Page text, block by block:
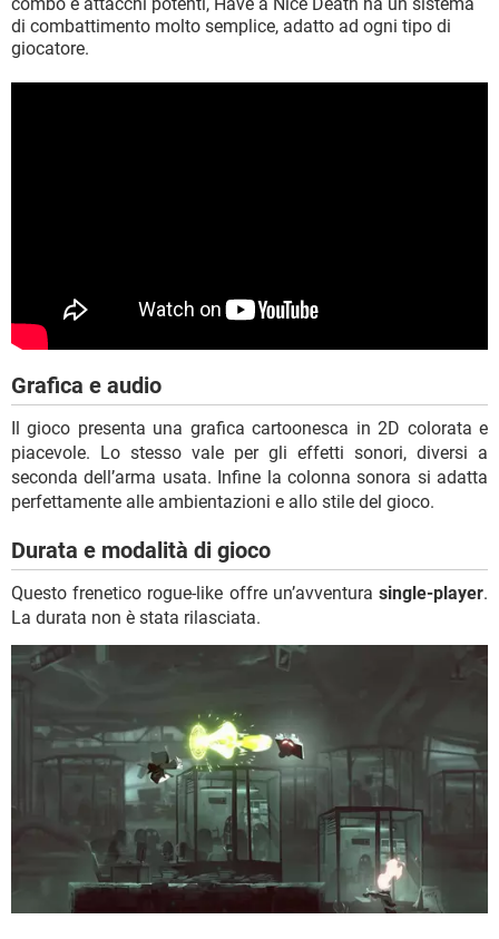
di combattimento molto semplice, adatto ad ogni tipo di
giocatore.
Grafica e audio
Il gioco presenta una grafica cartoonesca in 2D colorata e
piacevole. Lo stesso vale per gli effetti sonori, diversi a
seconda dell’arma usata. Infine la colonna sonora si adatta
perfettamente alle ambientazioni e allo stile del gioco.
Durata e modalità di gioco
Questo frenetico rogue-like offre un’avventura single-player.
La durata non è stata rilasciata.